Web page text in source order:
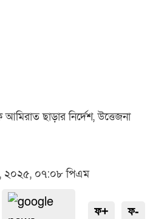
ছাড়ার নির্দেশ, উত্তেজনা
২০২৫, ০৭:০৮ পিএম
ফ+ ফ-